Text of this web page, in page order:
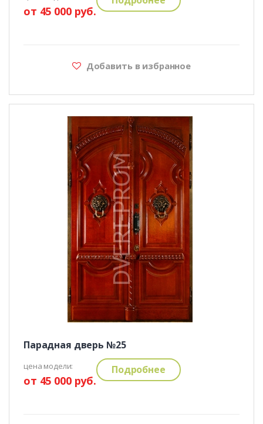
от 45 000 руб.
Добавить в избранное
Парадная дверь №25
цена модели:
от 45 000 руб.
Подробнее